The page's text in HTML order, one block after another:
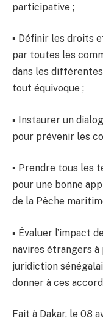
participative ;
▪ Définir les droits
par toutes les
dans les
tout équivoque ;
▪ Instaurer un
pour prévenir les
▪ Prendre tous les
pour une bonne
de la Pêche
▪ Évaluer l’impact
navires étrangers à
juridiction
donner à ces
Fait à Dakar, le 08